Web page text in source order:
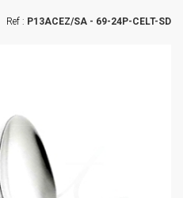
P13ACEZ/SA - 69-24P-CELT-SD